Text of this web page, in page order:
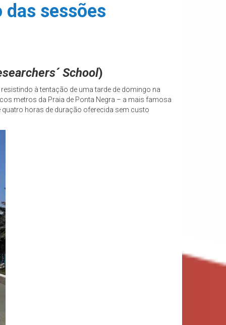
sessões
School)
à tentação de uma tarde de domingo na
metros da Praia de Ponta Negra – a mais famosa
quatro horas de duração oferecida sem custo